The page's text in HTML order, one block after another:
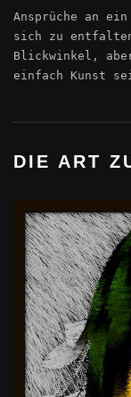
Ansprüche an ein
sich zu
Blickwinkel,
einfach Kunst
DIE ART